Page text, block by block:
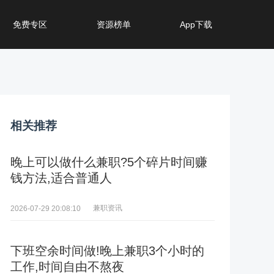
免费专区 资源榜单 App下载
相关推荐
晚上可以做什么兼职?5个碎片时间赚
钱方法,适合普通人
2026-07-29 20:08:10 兼职资讯
下班空余时间做!晚上兼职3个小时的
工作,时间自由不熬夜